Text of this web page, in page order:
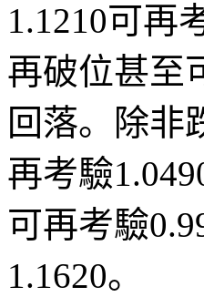
1.1210可再
再破位甚至
回落。除非
再考驗
可再考驗
1.1620。